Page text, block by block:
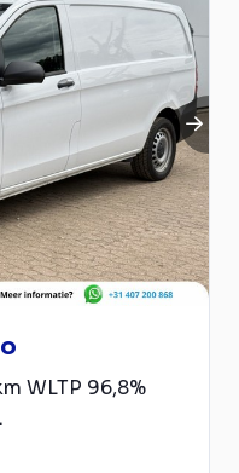
WLTP 96,8%